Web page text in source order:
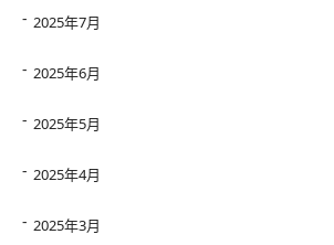
2025年7月
2025年6月
2025年5月
2025年4月
2025年3月